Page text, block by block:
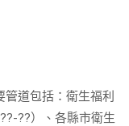
道包括：衛生福利
??）、各縣市衛生